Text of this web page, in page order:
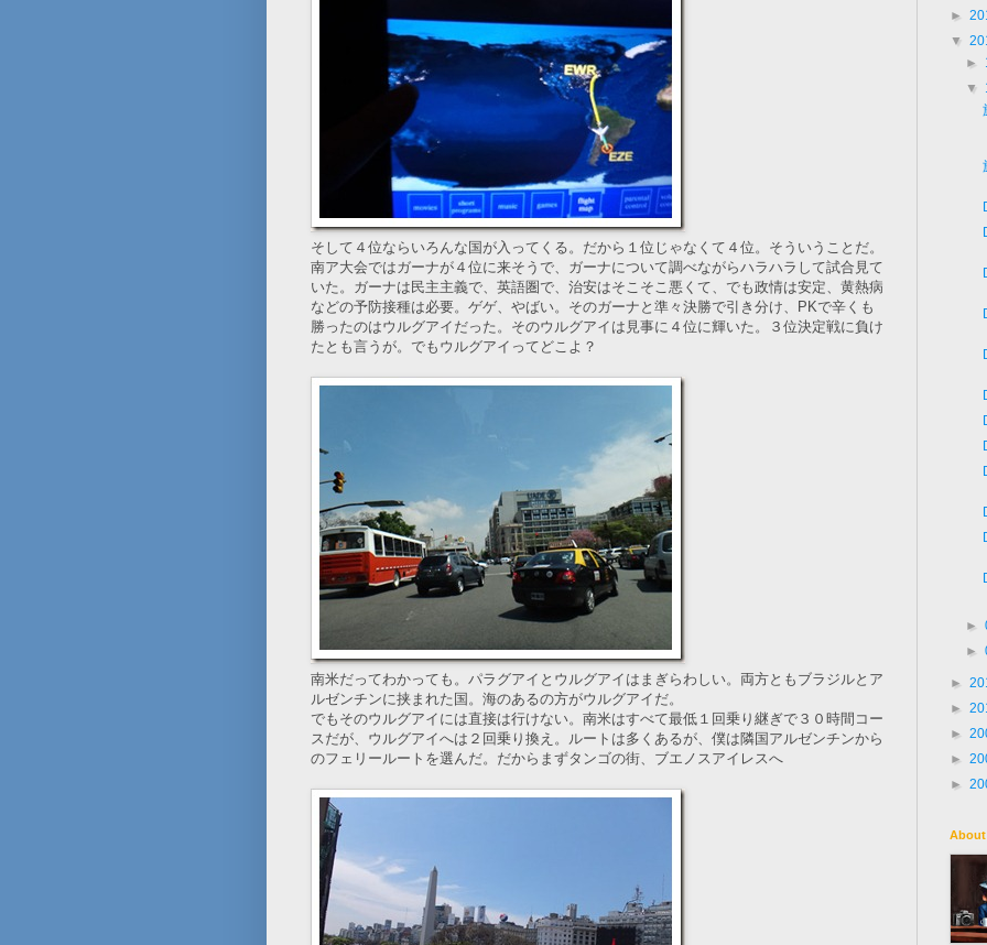
そして４位ならいろんな国が入ってくる。だから１位じゃなくて４位。そういうことだ。
南ア大会ではガーナが４位に来そうで、ガーナについて調べながらハラハラして試合見て
いた。ガーナは民主主義で、英語圏で、治安はそこそこ悪くて、でも政情は安定、黄熱病
などの予防接種は必要。ゲゲ、やばい。そのガーナと準々決勝で引き分け、PKで辛くも
勝ったのはウルグアイだった。そのウルグアイは見事に４位に輝いた。３位決定戦に負け
たとも言うが。でもウルグアイってどこよ？
南米だってわかっても。パラグアイとウルグアイはまぎらわしい。両方ともブラジルとア
ルゼンチンに挟まれた国。海のあるの方がウルグアイだ。
でもそのウルグアイには直接は行けない。南米はすべて最低１回乗り継ぎで３０時間コー
スだが、ウルグアイへは２回乗り換え。ルートは多くあるが、僕は隣国アルゼンチンから
のフェリールートを選んだ。だからまずタンゴの街、ブエノスアイレスへ
►
▼
►
▼
►
►
►
►
►
►
►
About